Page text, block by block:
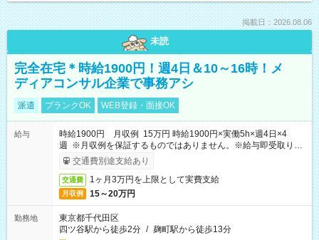
掲載日：2026.08.06
未読
完全在宅＊時給1900円！週4日＆10～16時！メ
ディアコンサル企業で事務アシ
派遣 ブランクOK WEB登録・面接OK
給与
時給1900円 月収例 15万円 時給1900円×実働5h×週4日×4
週 ※月収例を保証するものではありません。※給与即受取りサ
ービス利用可（利用条件有）
交通費別途支給あり
交通費 1ヶ月3万円を上限として実費支給
月収例 15～20万円
勤務地
東京都千代田区
四ツ谷駅から徒歩2分 / 麹町駅から徒歩13分